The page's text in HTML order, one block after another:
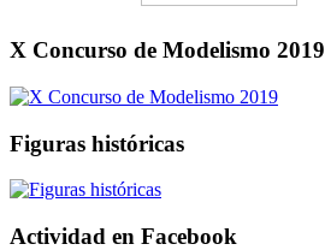
X Concurso de Modelismo 2019
Figuras históricas
Actividad en Facebook